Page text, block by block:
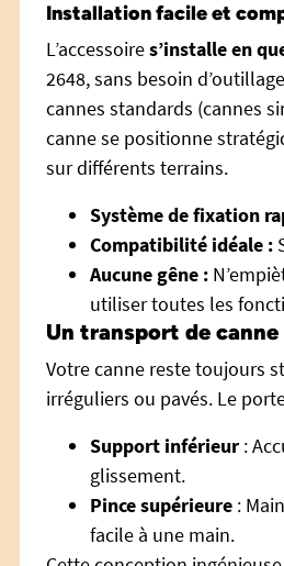
Installation facile et
L’accessoires’installe en
2648, sans besoin
cannes standards (cannes
canne se positionne
sur différents terrains.
Système de fixation
Compatibilité idéale :
Aucune gêne :
utiliser toutes les
Un transport de
Votre canne reste toujours
irréguliers ou pavés. Le
Support inférieur :
glissement.
Pince supérieure :
facile à une main.